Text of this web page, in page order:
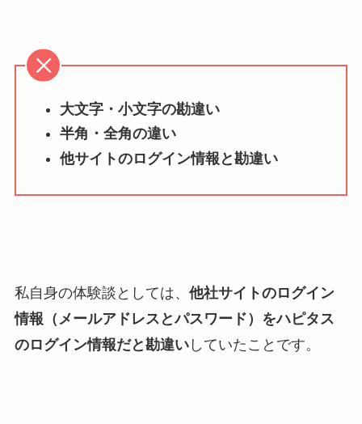
大文字・小文字の勘違い
半角・全角の違い
他サイトのログイン情報と勘違い
私自身の体験談としては、 他社サイトのログイン
情報（メールアドレスとパスワード）をハピタス
のログイン情報だと勘違いしていたことです。